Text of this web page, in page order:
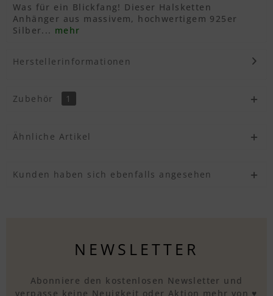
Was für ein Blickfang! Dieser Halsketten
Anhänger aus massivem, hochwertigem 925er
Silber... mehr
Herstellerinformationen
Zubehör 1
Ähnliche Artikel
Kunden haben sich ebenfalls angesehen
NEWSLETTER
Abonniere den kostenlosen Newsletter und
verpasse keine Neuigkeit oder Aktion mehr von ♥